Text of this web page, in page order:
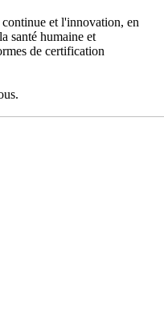
et l'innovation, en
santé humaine et
de certification